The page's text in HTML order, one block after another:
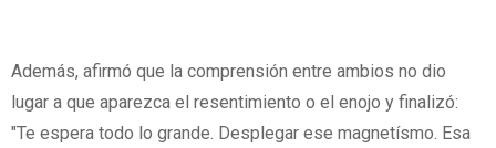
Además, afirmó que la comprensión entre ambios no dio
lugar a que aparezca el resentimiento o el enojo y finalizó:
"Te espera todo lo grande. Desplegar ese magnetísmo. Esa